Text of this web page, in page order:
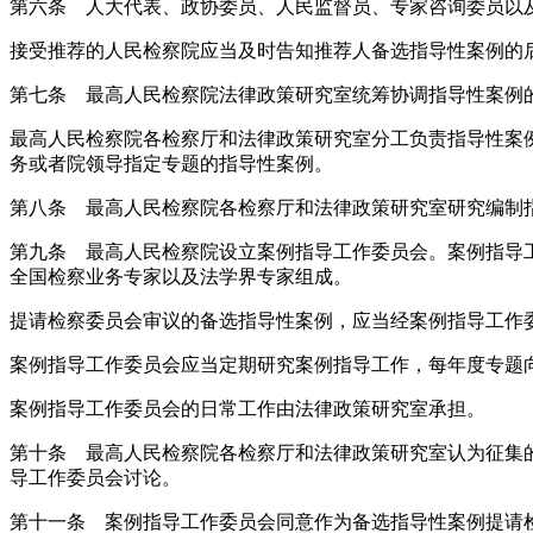
第六条 人大代表、政协委员、人民监督员、专家咨询委员以
接受推荐的人民检察院应当及时告知推荐人备选指导性案例的
第七条 最高人民检察院法律政策研究室统筹协调指导性案例
最高人民检察院各检察厅和法律政策研究室分工负责指导性
务或者院领导指定专题的指导性案例。
第八条 最高人民检察院各检察厅和法律政策研究室研究编制
第九条 最高人民检察院设立案例指导工作委员会。案例指导
全国检察业务专家以及法学界专家组成。
提请检察委员会审议的备选指导性案例，应当经案例指导工作
案例指导工作委员会应当定期研究案例指导工作，每年度专题
案例指导工作委员会的日常工作由法律政策研究室承担。
第十条 最高人民检察院各检察厅和法律政策研究室认为征集
导工作委员会讨论。
第十一条 案例指导工作委员会同意作为备选指导性案例提请